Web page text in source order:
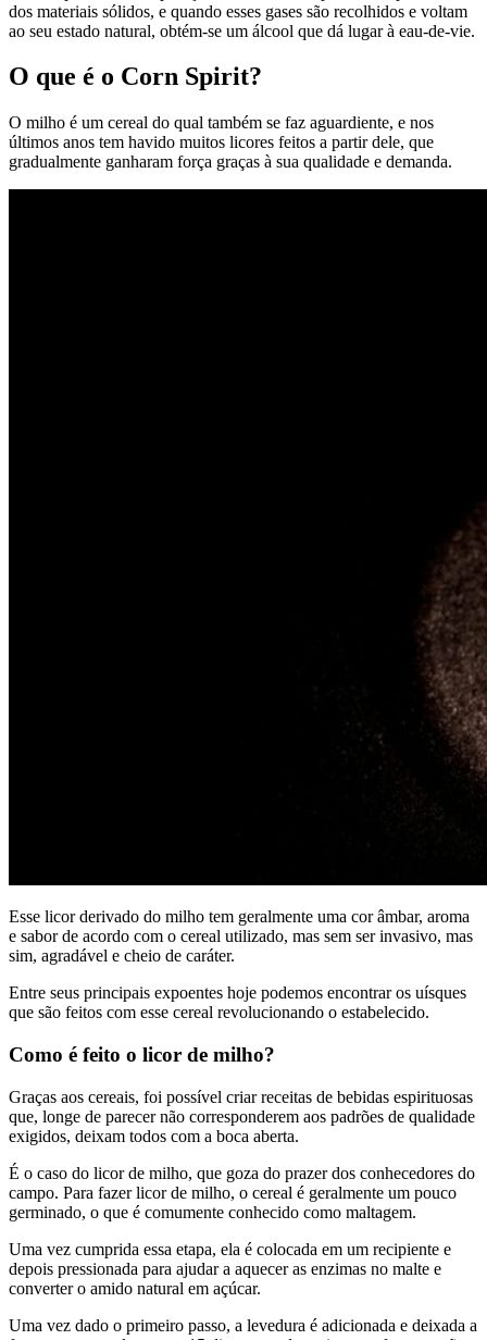
dos materiais sólidos, e quando esses gases são recolhidos e voltam
ao seu estado natural, obtém-se um álcool que dá lugar à eau-de-vie.
O que é o Corn Spirit?
O milho é um cereal do qual também se faz aguardiente, e nos
últimos anos tem havido muitos licores feitos a partir dele, que
gradualmente ganharam força graças à sua qualidade e demanda.
Esse licor derivado do milho tem geralmente uma cor âmbar, aroma
e sabor de acordo com o cereal utilizado, mas sem ser invasivo, mas
sim, agradável e cheio de caráter.
Entre seus principais expoentes hoje podemos encontrar os uísques
que são feitos com esse cereal revolucionando o estabelecido.
Como é feito o licor de milho?
Graças aos cereais, foi possível criar receitas de bebidas espirituosas
que, longe de parecer não corresponderem aos padrões de qualidade
exigidos, deixam todos com a boca aberta.
É o caso do licor de milho, que goza do prazer dos conhecedores do
campo. Para fazer licor de milho, o cereal é geralmente um pouco
germinado, o que é comumente conhecido como maltagem.
Uma vez cumprida essa etapa, ela é colocada em um recipiente e
depois pressionada para ajudar a aquecer as enzimas no malte e
converter o amido natural em açúcar.
Uma vez dado o primeiro passo, a levedura é adicionada e deixada a